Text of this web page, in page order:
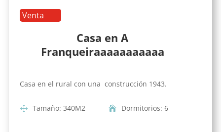
Venta
Casa en A
Franqueiraaaaaaaaaaa
Casa en el rural con una construcción 1943.
Tamaño: 340M2 Dormitorios: 6